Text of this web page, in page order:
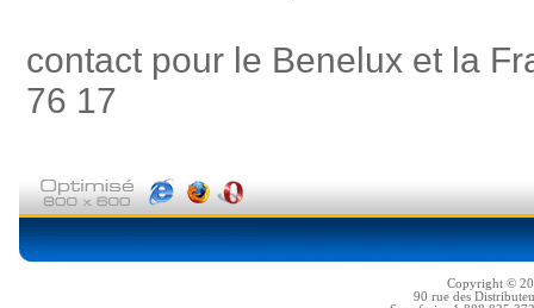
contact pour le Benelux et la
76 17
Copyright ©
90 rue des